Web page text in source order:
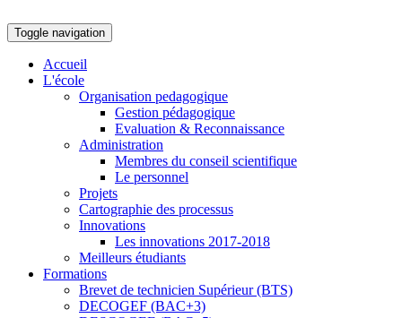
Toggle navigation
Accueil
L'école
Organisation pedagogique
Gestion pédagogique
Evaluation & Reconnaissance
Administration
Membres du conseil scientifique
Le personnel
Projets
Cartographie des processus
Innovations
Les innovations 2017-2018
Meilleurs étudiants
Formations
Brevet de technicien Supérieur (BTS)
DECOGEF (BAC+3)